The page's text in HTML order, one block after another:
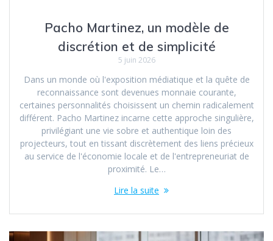
Pacho Martinez, un modèle de
discrétion et de simplicité
5 juin 2026
Dans un monde où l'exposition médiatique et la quête de
reconnaissance sont devenues monnaie courante,
certaines personnalités choisissent un chemin radicalement
différent. Pacho Martinez incarne cette approche singulière,
privilégiant une vie sobre et authentique loin des
projecteurs, tout en tissant discrètement des liens précieux
au service de l'économie locale et de l'entrepreneuriat de
proximité. Le…
Lire la suite